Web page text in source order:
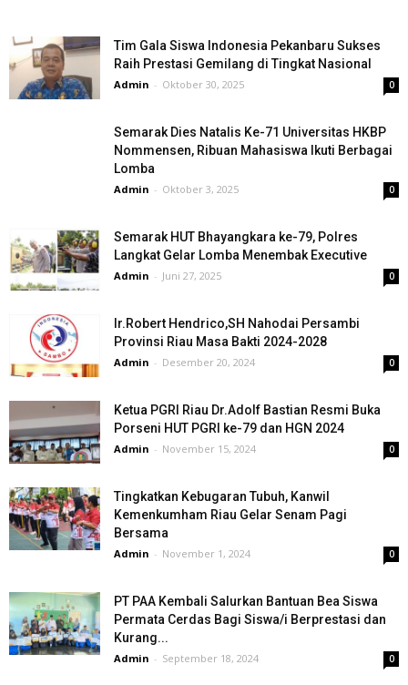
Tim Gala Siswa Indonesia Pekanbaru Sukses
Raih Prestasi Gemilang di Tingkat Nasional
Admin - Oktober 30, 2025 0
Semarak Dies Natalis Ke-71 Universitas HKBP
Nommensen, Ribuan Mahasiswa Ikuti Berbagai
Lomba
Admin - Oktober 3, 2025 0
Semarak HUT Bhayangkara ke-79, Polres
Langkat Gelar Lomba Menembak Executive
Admin - Juni 27, 2025 0
Ir.Robert Hendrico,SH Nahodai Persambi
Provinsi Riau Masa Bakti 2024-2028
Admin - Desember 20, 2024 0
Ketua PGRI Riau Dr.Adolf Bastian Resmi Buka
Porseni HUT PGRI ke-79 dan HGN 2024
Admin - November 15, 2024 0
Tingkatkan Kebugaran Tubuh, Kanwil
Kemenkumham Riau Gelar Senam Pagi
Bersama
Admin - November 1, 2024 0
PT PAA Kembali Salurkan Bantuan Bea Siswa
Permata Cerdas Bagi Siswa/i Berprestasi dan
Kurang...
Admin - September 18, 2024 0